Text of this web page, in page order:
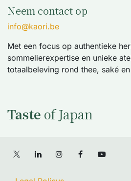
Neem contact op
info@kaori.be
Met een focus op authentieke
sommelierexpertise en unieke
totaalbeleving rond thee, saké en
Taste of Japan